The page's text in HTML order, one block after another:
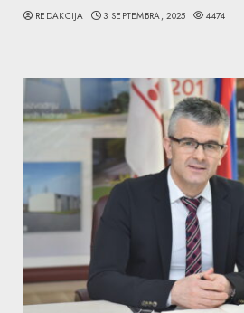
REDAKCIJA 3 SEPTEMBRA, 2025 4474